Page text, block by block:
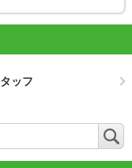
ッフ